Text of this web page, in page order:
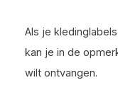
Als je
kan je in de
wilt ontvangen.